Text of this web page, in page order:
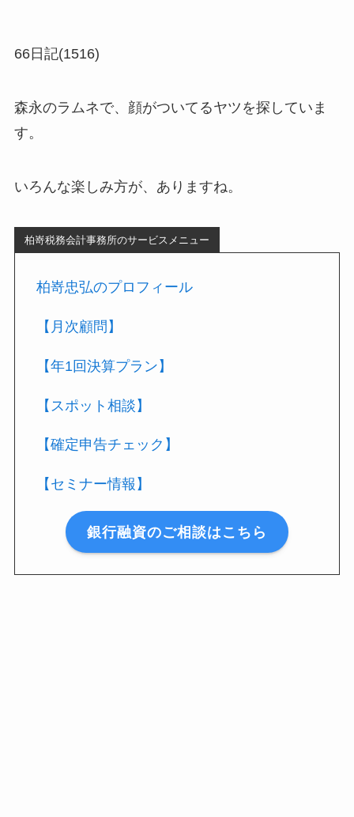
66日記(1516)
森永のラムネで、顔がついてるヤツを探していま
す。
いろんな楽しみ方が、ありますね。
柏嵜税務会計事務所のサービスメニュー
柏嵜忠弘のプロフィール
【月次顧問】
【年1回決算プラン】
【スポット相談】
【確定申告チェック】
【セミナー情報】
銀行融資のご相談はこちら